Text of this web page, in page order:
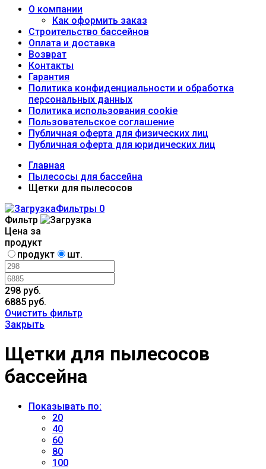
О компании
Как оформить заказ
Строительство бассейнов
Оплата и доставка
Возврат
Контакты
Гарантия
Политика конфиденциальности и обработка
персональных данных
Политика использования cookie
Пользовательское соглашение
Публичная оферта для физических лиц
Публичная оферта для юридических лиц
Главная
Пылесосы для бассейна
Щетки для пылесосов
Фильтры 0
Фильтр
Цена за
продукт
продукт
шт.
298 руб.
6885 руб.
Очистить фильтр
Закрыть
Щетки для пылесосов
бассейна
Показывать по:
20
40
60
80
100